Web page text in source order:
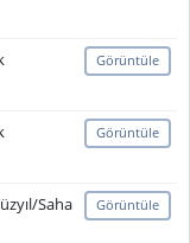
Görüntüle
Görüntüle
Saha Görüntüle